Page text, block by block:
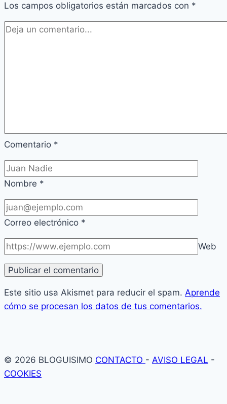
Los campos obligatorios están marcados con *
Comentario *
Nombre *
Correo electrónico *
Web
Este sitio usa Akismet para reducir el spam. Aprende
cómo se procesan los datos de tus comentarios.
© 2026 BLOGUISIMO CONTACTO - AVISO LEGAL -
COOKIES